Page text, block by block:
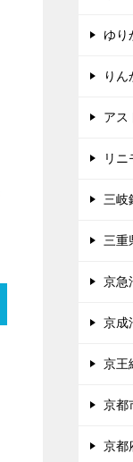
ゆり
りん
アス
リ
三岐
三重
京急
京成
京王
京都
京都